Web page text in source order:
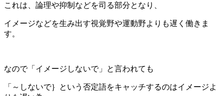
これは、論理や抑制などを司る部分となり、
イメージなどを生み出す視覚野や運動野よりも遅く働きま
す。
なので「イメージしないで」と言われても
「～しないで｝という否定語をキャッチするのはイメージよ